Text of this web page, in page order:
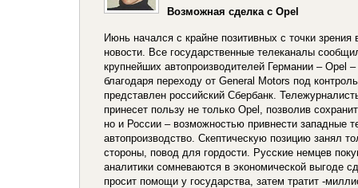
Возможная сделка с Opel
Июнь начался с крайне позитивных с точки
новости. Все государственные телеканалы
крупнейших автопроизводителей Германии – Opel
благодаря переходу от General Motors под
представлен российский Сбербанк.
принесет пользу не только Opel, позволив
но и России – возможностью привнести западные
автопроизводство. Скептическую позицию занял
стороны, повод для гордости. Русские немцев
аналитики сомневаются в экономической выгоде
просит помощи у государства, затем тратит -